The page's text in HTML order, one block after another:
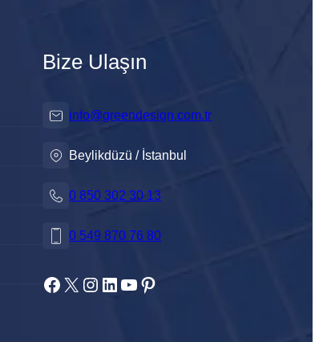
Bize Ulaşın
info@greendesign.com.tr
Beylikdüzü / İstanbul
0 850 302 30 13
0 549 870 76 80
Facebook X Instagram LinkedIn YouTube Pinterest